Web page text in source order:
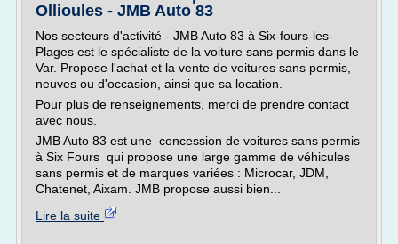
Ollioules - JMB Auto 83
Nos secteurs d'activité - JMB Auto 83 à Six-fours-les-
Plages est le spécialiste de la voiture sans permis dans le
Var. Propose l'achat et la vente de voitures sans permis,
neuves ou d'occasion, ainsi que sa location.
Pour plus de renseignements, merci de prendre contact
avec nous.
JMB Auto 83 est une concession de voitures sans permis
à Six Fours qui propose une large gamme de véhicules
sans permis et de marques variées : Microcar, JDM,
Chatenet, Aixam. JMB propose aussi bien...
Lire la suite